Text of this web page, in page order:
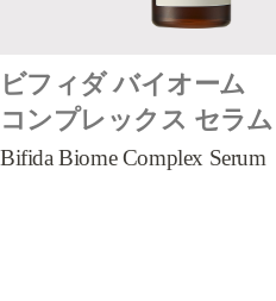
ビフィダ バイオーム
コンプレックス セラム
Bifida Biome Complex Serum